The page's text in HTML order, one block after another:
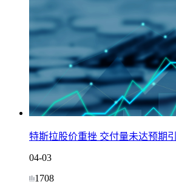
特斯拉股价重挫 交付量未达预期
04-03
1708